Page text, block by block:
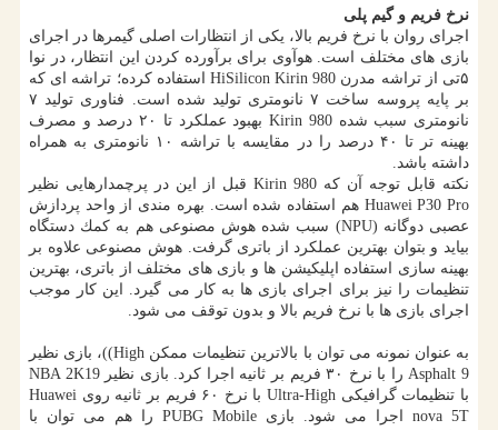
نرخ فریم و گیم پلی
اجرای روان با نرخ فریم بالا، یكی از انتظارات اصلی گیمرها در اجرای
بازی های مختلف است. هوآوی برای برآورده كردن این انتظار، در نوا
۵تی از تراشه مدرن HiSilicon Kirin 980 استفاده كرده؛ تراشه ای كه
بر پایه پروسه ساخت ۷ نانومتری تولید شده است. فناوری تولید ۷
نانومتری سبب شده Kirin 980 بهبود عملكرد تا ۲۰ درصد و مصرف
بهینه تر تا ۴۰ درصد را در مقایسه با تراشه ۱۰ نانومتری به همراه
داشته باشد.
نكته قابل توجه آن كه Kirin 980 قبل از این در پرچمدارهایی نظیر
Huawei P30 Pro هم استفاده شده است. بهره مندی از واحد پردازش
عصبی دوگانه (NPU) سبب شده هوش مصنوعی هم به كمك دستگاه
بیاید و بتوان بهترین عملكرد از باتری گرفت. هوش مصنوعی علاوه بر
بهینه سازی استفاده اپلیكیشن ها و بازی های مختلف از باتری، بهترین
تنظیمات را نیز برای اجرای بازی ها به كار می گیرد. این كار موجب
اجرای بازی ها با نرخ فریم بالا و بدون توقف می شود.
به عنوان نمونه می توان با بالاترین تنظیمات ممكن High))، بازی نظیر
Asphalt 9 را با نرخ ۳۰ فریم بر ثانیه اجرا كرد. بازی نظیر NBA 2K19
با تنظیمات گرافیكی Ultra-High با نرخ ۶۰ فریم بر ثانیه روی Huawei
nova 5T اجرا می شود. بازی PUBG Mobile را هم می توان با